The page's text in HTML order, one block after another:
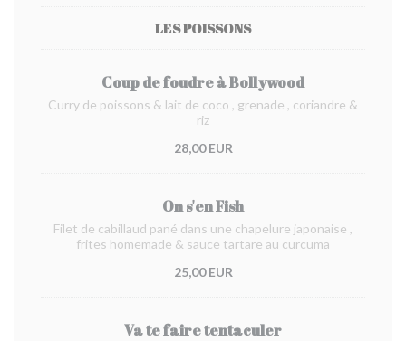
LES POISSONS
Coup de foudre à Bollywood
Curry de poissons & lait de coco , grenade , coriandre &
riz
28,00 EUR
On s'en Fish
Filet de cabillaud pané dans une chapelure japonaise ,
frites homemade & sauce tartare au curcuma
25,00 EUR
Va te faire tentaculer